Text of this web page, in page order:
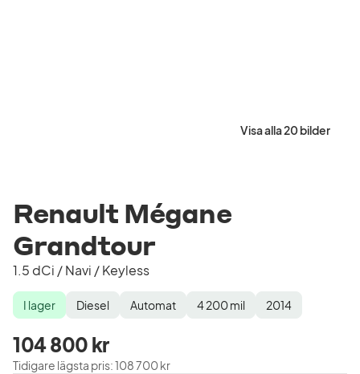
Visa alla 20 bilder
Renault Mégane
Grandtour
1.5 dCi / Navi / Keyless
Lagerstatus
I lager
Drivmedel Diesel
Växellåda Automat
Mätarställning 4 200mil
Modellår 2014
104 800 kr
Tidigare lägsta pris:108 700 kr